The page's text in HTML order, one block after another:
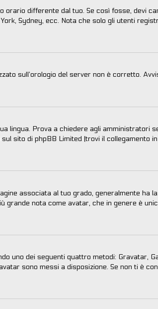
orario differente dal tuo. Se così fosse, devi
Sydney, ecc. Nota che solo gli utenti
sull’orologio del server non è corretto.
lingua. Prova a chiedere agli amministratori
sito di phpBB Limited (trovi il collegamento
associata al tuo grado, generalmente ha
grande nota come avatar, che in genere è
uno dei seguenti quattro metodi: Gravatar,
sono messi a disposizione. Se non ti è